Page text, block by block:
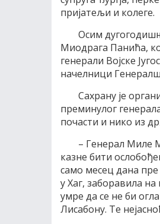
пријатељи и колеге.
Осим
Миодрага Панића,
генерали Војске
начелници
Сахрану је
преминулог
почасти и нико из
– Генерал Миле
казне бити
само месец дана пре
у Хаг, заборавила
умре да се не би
Лисабону. Те